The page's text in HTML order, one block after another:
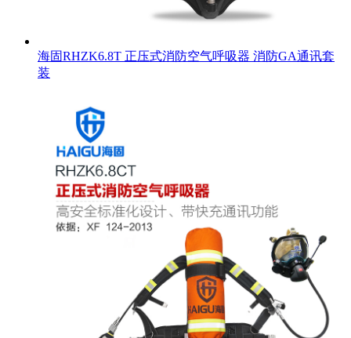
海固RHZK6.8T 正压式消防空气呼吸器 消防GA通讯套
装